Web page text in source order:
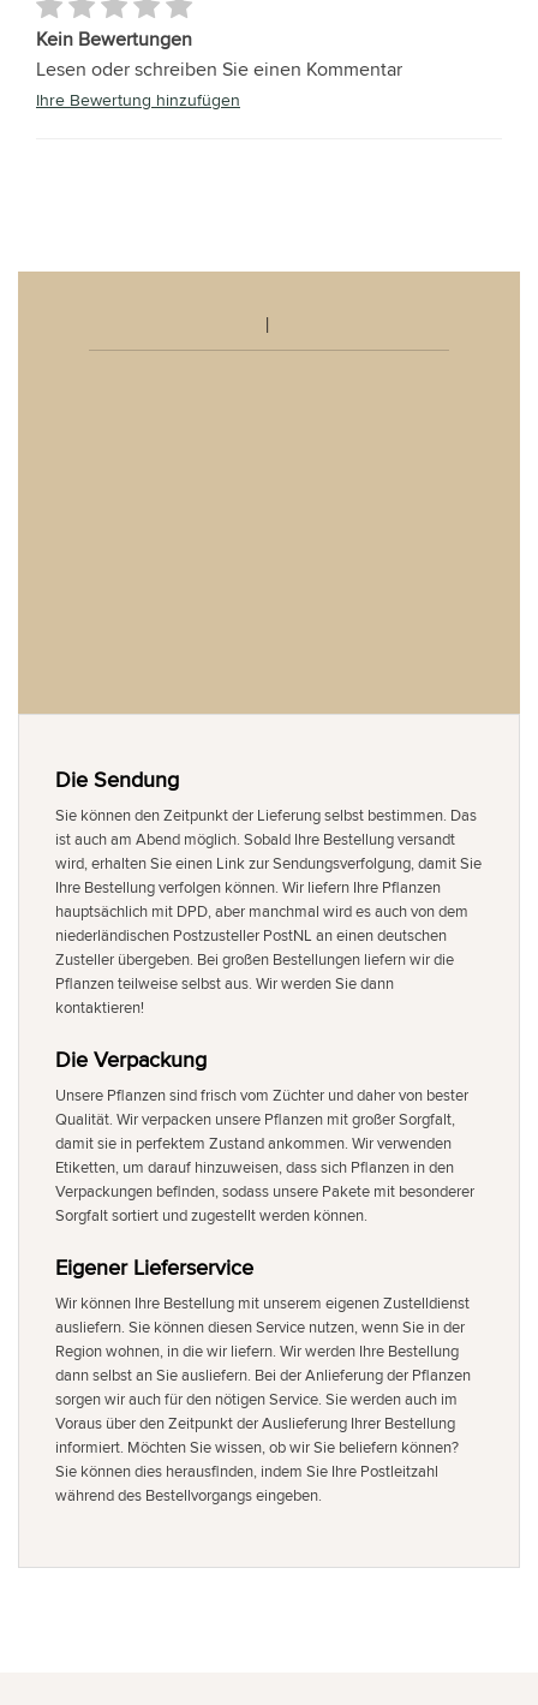
Kein Bewertungen
Lesen oder schreiben Sie einen Kommentar
Ihre Bewertung hinzufügen
Die Sendung
Sie können den Zeitpunkt der Lieferung selbst bestimmen. Das
ist auch am Abend möglich. Sobald Ihre Bestellung versandt
wird, erhalten Sie einen Link zur Sendungsverfolgung, damit Sie
Ihre Bestellung verfolgen können. Wir liefern Ihre Pflanzen
hauptsächlich mit DPD, aber manchmal wird es auch von dem
niederländischen Postzusteller PostNL an einen deutschen
Zusteller übergeben. Bei großen Bestellungen liefern wir die
Pflanzen teilweise selbst aus. Wir werden Sie dann
kontaktieren!
Die Verpackung
Unsere Pflanzen sind frisch vom Züchter und daher von bester
Qualität. Wir verpacken unsere Pflanzen mit großer Sorgfalt,
damit sie in perfektem Zustand ankommen. Wir verwenden
Etiketten, um darauf hinzuweisen, dass sich Pflanzen in den
Verpackungen befinden, sodass unsere Pakete mit besonderer
Sorgfalt sortiert und zugestellt werden können.
Eigener Lieferservice
Wir können Ihre Bestellung mit unserem eigenen Zustelldienst
ausliefern. Sie können diesen Service nutzen, wenn Sie in der
Region wohnen, in die wir liefern. Wir werden Ihre Bestellung
dann selbst an Sie ausliefern. Bei der Anlieferung der Pflanzen
sorgen wir auch für den nötigen Service. Sie werden auch im
Voraus über den Zeitpunkt der Auslieferung Ihrer Bestellung
informiert. Möchten Sie wissen, ob wir Sie beliefern können?
Sie können dies herausfinden, indem Sie Ihre Postleitzahl
während des Bestellvorgangs eingeben.